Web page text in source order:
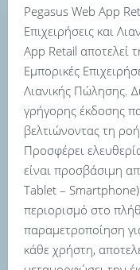
Pegasus Web App
Επιχειρήσεις και
App Retail αποτελεί
Εμπορικές
Λιανικής Πώλησης.
γρήγορης έκδοσης
βελτιώνοντας τη
Προσφέρει
είναι προσβάσιμη
Tablet –
περιορισμό στο
παραμετροποίηση
κάθε χρήστη,